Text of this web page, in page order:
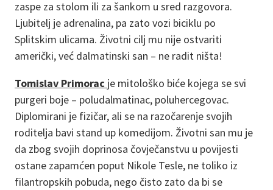
zaspe za stolom ili za šankom u sred razgovora.
Ljubitelj je adrenalina, pa zato vozi biciklu po
Splitskim ulicama. Životni cilj mu nije ostvariti
američki, već dalmatinski san – ne radit ništa!
Tomislav Primorac je mitološko biće kojega se svi
purgeri boje – poludalmatinac, poluhercegovac.
Diplomirani je fizičar, ali se na razočarenje svojih
roditelja bavi stand up komedijom. Životni san mu je
da zbog svojih doprinosa čovječanstvu u povijesti
ostane zapamćen poput Nikole Tesle, ne toliko iz
filantropskih pobuda, nego čisto zato da bi se